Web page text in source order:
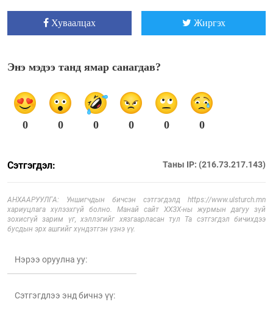
Хуваалцах Жиргэх
Энэ мэдээ танд ямар санагдав?
0 0 0 0 0 0
Сэтгэгдэл: Таны IP: (216.73.217.143)
АНХААРУУЛГА: Уншигчдын бичсэн сэтгэгдэлд https://www.ulsturch.mn
хариуцлага хүлээхгүй болно. Манай сайт ХХЗХ-ны журмын дагуу зүй
зохисгүй зарим үг, хэллэгийг хязгаарласан тул Та сэтгэгдэл бичихдээ
бусдын эрх ашгийг хүндэтгэн үзнэ үү.